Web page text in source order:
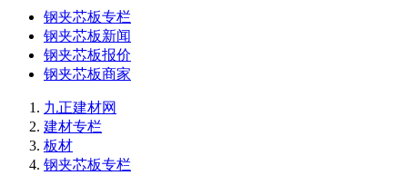
钢夹芯板专栏
钢夹芯板新闻
钢夹芯板报价
钢夹芯板商家
九正建材网
建材专栏
板材
钢夹芯板专栏